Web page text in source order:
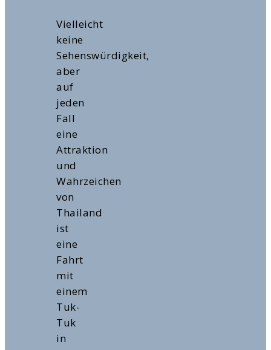
Vielleicht
keine
Sehenswürdigkeit,
aber
auf
jeden
Fall
eine
Attraktion
und
Wahrzeichen
von
Thailand
ist
eine
Fahrt
mit
einem
Tuk-
Tuk
in